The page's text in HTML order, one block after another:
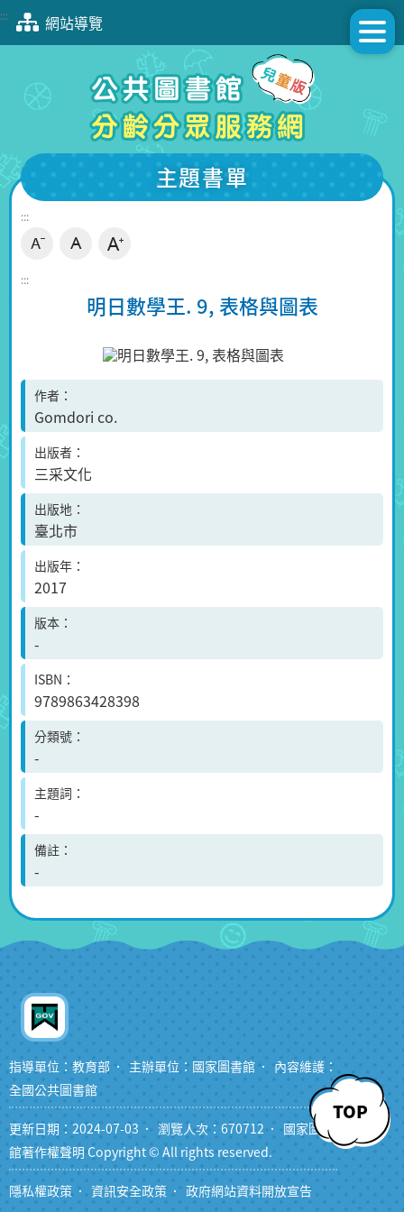
跳
塊
::: 網站導覽
主題書單
:::
:::
明日數學王. 9, 表格與圖表
作者
Gomdori co.
出版者
三采文化
出版地
臺北市
出版年
2017
版本
-
ISBN
9789863428398
分類號
-
主題詞
-
備註
-
TOP
指導單位：教育部 主辦單位：國家圖書館
內容維護：
全國公共圖書館
更新日期：2024-07-03 瀏覽人次：670712
國家圖書
館著作權聲明 Copyright © All rights reserved.
隱私權政策 資訊安全政策 政府網站資料開放宣告